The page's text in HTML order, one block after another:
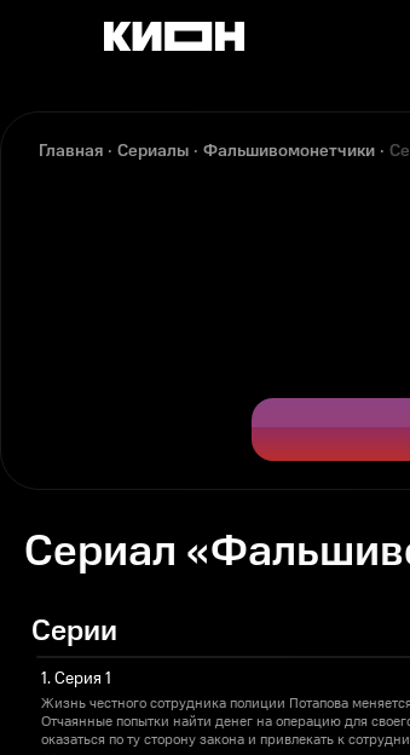
Главная Сериалы Фальшивомонетчики
Сериал
Серии
1. Серия 1
Жизнь честного сотрудника полиции Потапова
Отчаянные попытки найти денег на операцию для
оказаться по ту сторону закона и привлекать к